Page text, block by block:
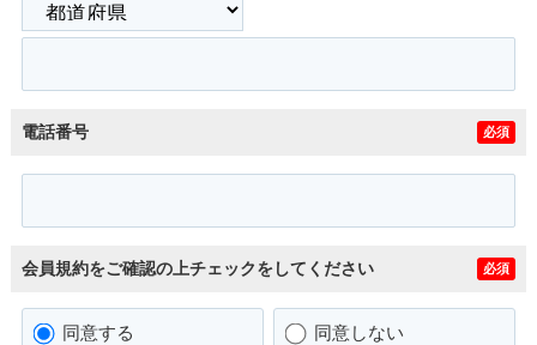
電話番号 必須
会員規約をご確認の上チェックをしてください 必須
同意する 同意しない